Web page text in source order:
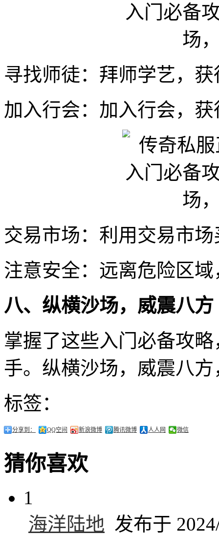
寻找师徒：拜师学艺，
加入行会：加入行会，
交易市场：利用交易市
注意安全：远离危险区
八、纵横沙场，威震八方
掌握了这些入门必备攻
手。纵横沙场，威震八
标签：
分享到： QQ空间 新浪微博 腾讯微博 人人网 微信
猜你喜欢
1
海洋陆地 发布于